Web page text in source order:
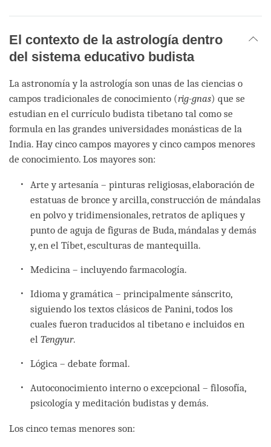
El contexto de la astrología dentro
del sistema educativo budista
La astronomía y la astrología son unas de las ciencias o
campos tradicionales de conocimiento (rig-gnas) que se
estudian en el currículo budista tibetano tal como se
formula en las grandes universidades monásticas de la
India. Hay cinco campos mayores y cinco campos menores
de conocimiento. Los mayores son:
Arte y artesanía – pinturas religiosas, elaboración de
estatuas de bronce y arcilla, construcción de mándalas
en polvo y tridimensionales, retratos de apliques y
punto de aguja de figuras de Buda, mándalas y demás
y, en el Tíbet, esculturas de mantequilla.
Medicina – incluyendo farmacología.
Idioma y gramática – principalmente sánscrito,
siguiendo los textos clásicos de Panini, todos los
cuales fueron traducidos al tibetano e incluidos en
elTengyur.
Lógica – debate formal.
Autoconocimiento interno o excepcional – filosofía,
psicología y meditación budistas y demás.
Los cinco temas menores son: